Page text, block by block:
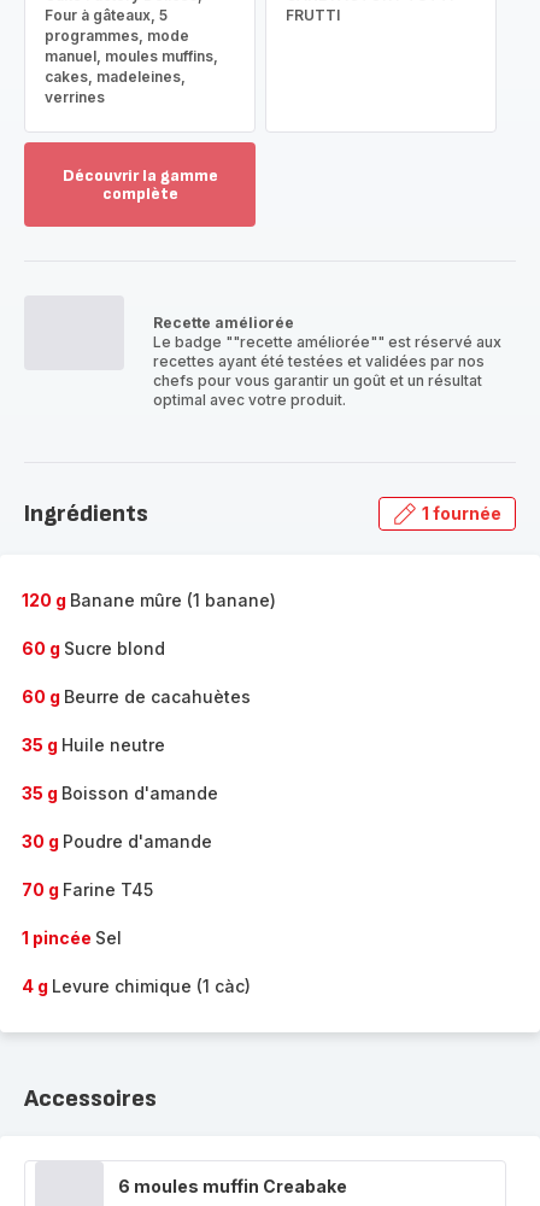
Four à gâteaux, 5
programmes, mode
manuel, moules muffins,
cakes, madeleines,
verrines
FRUTTI
Découvrir la gamme
complète
Recette améliorée
Le badge ""recette améliorée"" est réservé aux
recettes ayant été testées et validées par nos
chefs pour vous garantir un goût et un résultat
optimal avec votre produit.
Ingrédients 1 fournée
120 g Banane mûre (1 banane)
60 g Sucre blond
60 g Beurre de cacahuètes
35 g Huile neutre
35 g Boisson d'amande
30 g Poudre d'amande
70 g Farine T45
1 pincée Sel
4 g Levure chimique (1 càc)
Accessoires
6 moules muffin Creabake